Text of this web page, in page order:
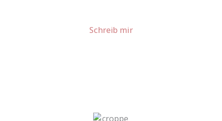
Schreib mir